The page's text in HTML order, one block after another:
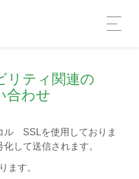
リティ関連の
合わせ
ル SSLを使用しておりま
して送信されます。
ます。